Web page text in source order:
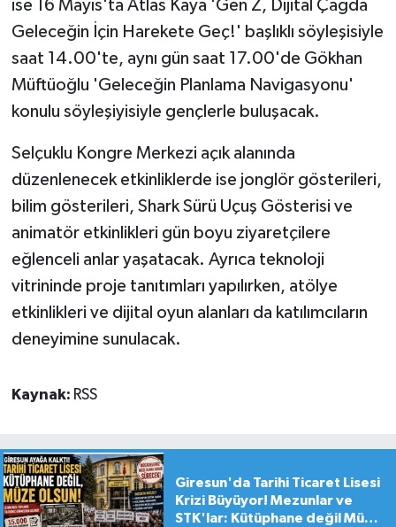
ise 16 Mayıs'ta Atlas Kaya 'Gen Z, Dijital Çağda
Geleceğin İçin Harekete Geç!' başlıklı söyleşisiyle
saat 14.00'te, aynı gün saat 17.00'de Gökhan
Müftüoğlu 'Geleceğin Planlama Navigasyonu'
konulu söyleşiyisiyle gençlerle buluşacak.
Selçuklu Kongre Merkezi açık alanında
düzenlenecek etkinliklerde ise jonglör gösterileri,
bilim gösterileri, Shark Sürü Uçuş Gösterisi ve
animatör etkinlikleri gün boyu ziyaretçilere
eğlenceli anlar yaşatacak. Ayrıca teknoloji
vitrininde proje tanıtımları yapılırken, atölye
etkinlikleri ve dijital oyun alanları da katılımcıların
deneyimine sunulacak.
Kaynak: RSS
Giresun'da Tarihi Ticaret Lisesi
Krizi Büyüyor! Mezunlar ve
STK'lar: Kütüphane değil Müze